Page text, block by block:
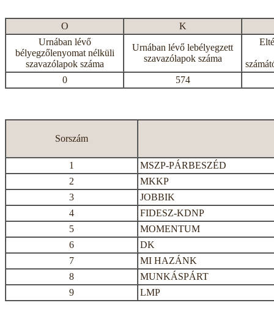
O
K
Urnában lévő
bélyegzőlenyomat nélküli
szavazólapok száma
Urnában lévő lebélyegzett
szavazólapok száma
0
574
Sorszám
1
MSZP-PÁRBESZÉD
2
MKKP
3
JOBBIK
4
FIDESZ-KDNP
5
MOMENTUM
6
DK
7
MI HAZÁNK
8
MUNKÁSPÁRT
9
LMP